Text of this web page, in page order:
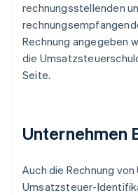
rechnungsstellenden
Rechnung angegeben
die
Seite.
Unternehmen
Auch die Rechnung
Umsatzsteuer-